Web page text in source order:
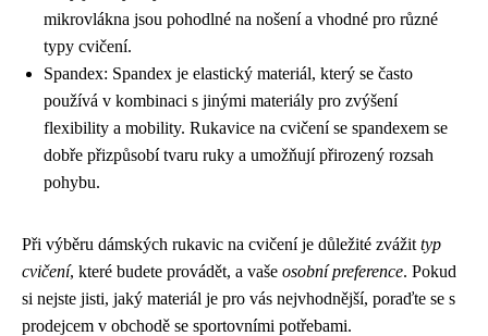
mikrovlákna jsou pohodlné na nošení a vhodné pro různé
typy cvičení.
Spandex: Spandex je elastický materiál, který se často
používá v kombinaci s jinými materiály pro zvýšení
flexibility a mobility. Rukavice na cvičení se spandexem se
dobře přizpůsobí tvaru ruky a umožňují přirozený rozsah
pohybu.
Při výběru dámských rukavic na cvičení je důležité zvážit typ
cvičení, které budete provádět, a vaše osobní preference. Pokud
si nejste jisti, jaký materiál je pro vás nejvhodnější, poraďte se s
prodejcem v obchodě se sportovními potřebami.